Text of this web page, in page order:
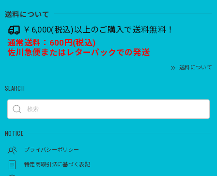
送料について
￥6,000(税込)以上のご購入で送料無料！
通常送料：600円(税込)
佐川急便またはレターパックでの発送
送料について
SEARCH
NOTICE
プライバシーポリシー
特定商取引法に基づく表記